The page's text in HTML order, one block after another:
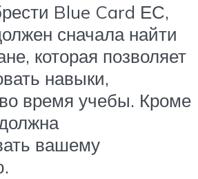
Blue Card ЕС,
сначала найти
которая позволяет
навыки,
время учебы. Кроме
вашему